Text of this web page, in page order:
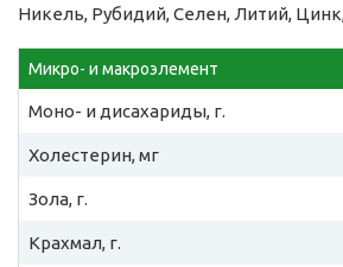
Никель, Рубидий, Селен, Литий,
Микро- и макроэлемент
Моно- и дисахариды, г.
Холестерин, мг
Зола, г.
Крахмал, г.